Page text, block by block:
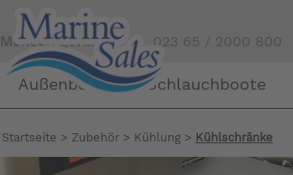
Mensch gefällig?Tel. 023 65 / 2000 800
Außenborder Schlauchboote
Startseite > Zubehör > Kühlung > Kühlschränke